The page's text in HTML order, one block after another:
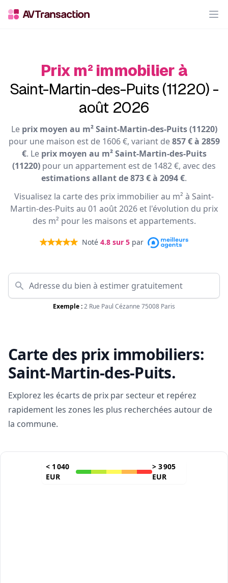
Prix m² immobilier à
Saint-Martin-des-Puits (11220) -
août 2026
Le prix moyen au m² Saint-Martin-des-Puits (11220)
pour une maison est de 1606 €, variant de857 € à 2859
€. Le prix moyen au m² Saint-Martin-des-Puits
(11220) pour un appartement est de 1482 €, avec des
estimations allant de 873 € à 2094 €.
Visualisez la carte des prix immobilier au m² à Saint-
Martin-des-Puits au 01 août 2026 et l'évolution du prix
des m² pour les maisons et appartements.
Noté 4.8 sur 5 par
Exemple :2 Rue Paul Cézanne 75008 Paris
Carte des prix immobiliers:
Saint-Martin-des-Puits.
Explorez les écarts de prix par secteur et repérez
rapidement les zones les plus recherchées autour de
la commune.
< 1 040
EUR
> 3 905
EUR